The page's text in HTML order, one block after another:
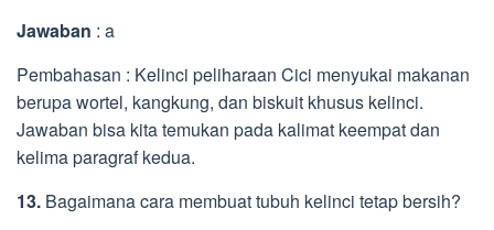
Jawaban : a
Pembahasan : Kelinci peliharaan Cici menyukai makanan
berupa wortel, kangkung, dan biskuit khusus kelinci.
Jawaban bisa kita temukan pada kalimat keempat dan
kelima paragraf kedua.
13. Bagaimana cara membuat tubuh kelinci tetap bersih?